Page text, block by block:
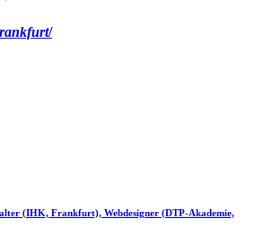
/
(IHK, Frankfurt), Webdesigner (DTP-Akademie,